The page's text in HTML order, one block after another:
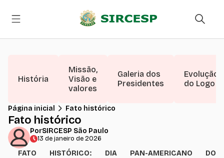
História
Missão,
Visão e
valores
Galeria dos
Presidentes
Evolução
do Logo
Página inicial Fato histórico
Fato histórico
PorSIRCESP São Paulo
13 de janeiro de 2026
FATO HISTÓRICO: DIA PAN-AMERICANO DO